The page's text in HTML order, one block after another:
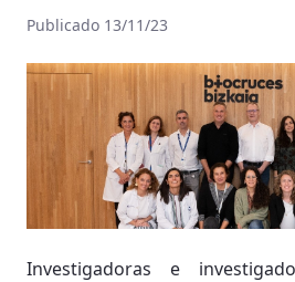
Publicado 13/11/23
Investigadoras e